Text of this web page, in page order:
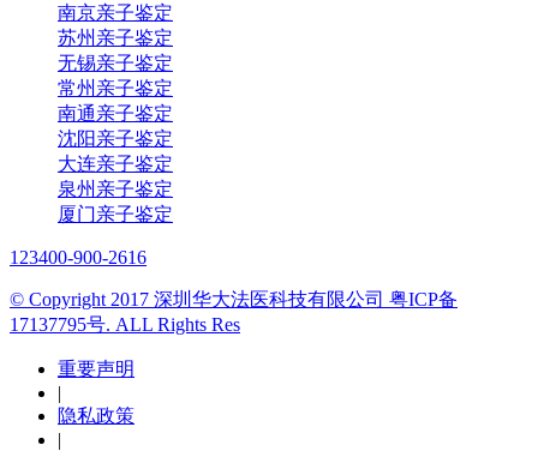
南京亲子鉴定
苏州亲子鉴定
无锡亲子鉴定
常州亲子鉴定
南通亲子鉴定
沈阳亲子鉴定
大连亲子鉴定
泉州亲子鉴定
厦门亲子鉴定
123400-900-2616
© Copyright 2017 深圳华大法医科技有限公司 粤ICP备
17137795号. ALL Rights Res
重要声明
|
隐私政策
|